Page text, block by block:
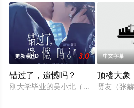
更新至HD 3.0
错过了，遗憾吗？
刚大学毕业的吴小北（庄达菲 饰）被
中文字幕
顶楼大象
贤友（张